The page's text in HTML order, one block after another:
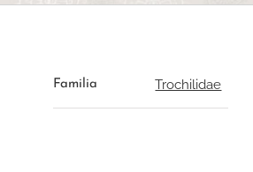
Familia Trochilidae